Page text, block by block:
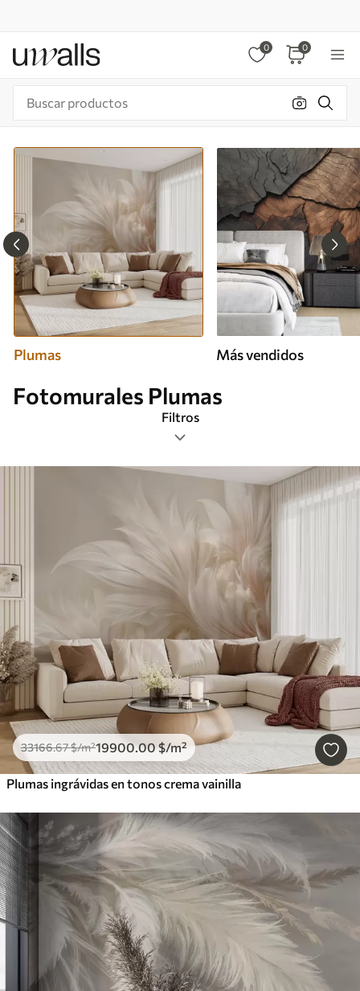
0 0
Plumas Más vendidos
Fotomurales Plumas
Filtros
Etiquetas
Formato de imagen
Paleta de colores
Inteligente
Borrar todos los filtros
33166.67$/m²19900.00$/m²
Plumas ingrávidas en tonos crema vainilla